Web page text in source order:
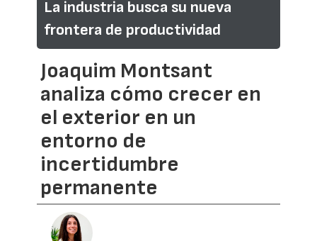
La industria busca su nueva
frontera de productividad
Joaquim Montsant
analiza cómo crecer en
el exterior en un
entorno de
incertidumbre
permanente